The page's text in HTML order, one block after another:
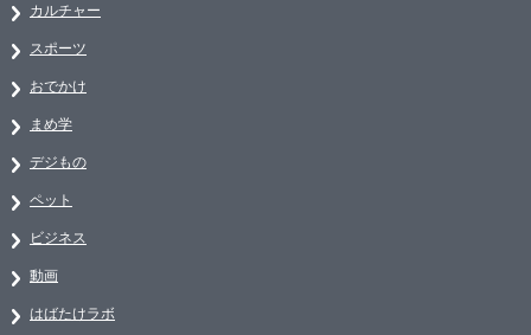
カルチャー
スポーツ
おでかけ
まめ学
デジもの
ペット
ビジネス
動画
はばたけラボ